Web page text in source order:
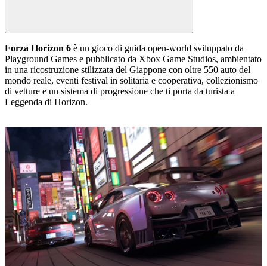
Forza Horizon 6 è un gioco di guida open‑world sviluppato da
Playground Games e pubblicato da Xbox Game Studios, ambientato
in una ricostruzione stilizzata del Giappone con oltre 550 auto del
mondo reale, eventi festival in solitaria e cooperativa, collezionismo
di vetture e un sistema di progressione che ti porta da turista a
Leggenda di Horizon.